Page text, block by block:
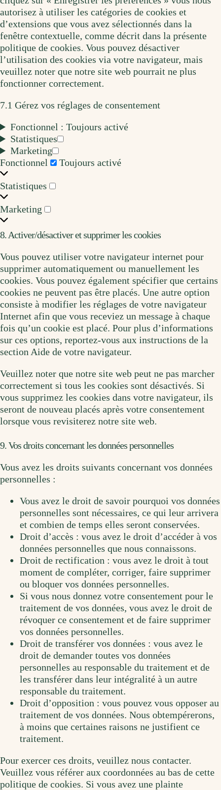
autorisez à utiliser les catégories de cookies et
d’extensions que vous avez sélectionnés dans la
fenêtre contextuelle, comme décrit dans la présente
politique de cookies. Vous pouvez désactiver
l’utilisation des cookies via votre navigateur, mais
veuillez noter que notre site web pourrait ne plus
fonctionner correctement.
7.1 Gérez vos réglages de consentement
Fonctionnel :Toujours activé
Statistiques Statistiques
Marketing Marketing
Fonctionnel
Fonctionnel
Toujours activé
Statistiques Statistiques
Marketing Marketing
8. Activer/désactiver et supprimer les cookies
Vous pouvez utiliser votre navigateur internet pour
supprimer automatiquement ou manuellement les
cookies. Vous pouvez également spécifier que certains
cookies ne peuvent pas être placés. Une autre option
consiste à modifier les réglages de votre navigateur
Internet afin que vous receviez un message à chaque
fois qu’un cookie est placé. Pour plus d’informations
sur ces options, reportez-vous aux instructions de la
section Aide de votre navigateur.
Veuillez noter que notre site web peut ne pas marcher
correctement si tous les cookies sont désactivés. Si
vous supprimez les cookies dans votre navigateur, ils
seront de nouveau placés après votre consentement
lorsque vous revisiterez notre site web.
9. Vos droits concernant les données personnelles
Vous avez les droits suivants concernant vos données
personnelles :
Vous avez le droit de savoir pourquoi vos données
personnelles sont nécessaires, ce qui leur arrivera
et combien de temps elles seront conservées.
Droit d’accès : vous avez le droit d’accéder à vos
données personnelles que nous connaissons.
Droit de rectification : vous avez le droit à tout
moment de compléter, corriger, faire supprimer
ou bloquer vos données personnelles.
Si vous nous donnez votre consentement pour le
traitement de vos données, vous avez le droit de
révoquer ce consentement et de faire supprimer
vos données personnelles.
Droit de transférer vos données : vous avez le
droit de demander toutes vos données
personnelles au responsable du traitement et de
les transférer dans leur intégralité à un autre
responsable du traitement.
Droit d’opposition : vous pouvez vous opposer au
traitement de vos données. Nous obtempérerons,
à moins que certaines raisons ne justifient ce
traitement.
Pour exercer ces droits, veuillez nous contacter.
Veuillez vous référer aux coordonnées au bas de cette
politique de cookies. Si vous avez une plainte